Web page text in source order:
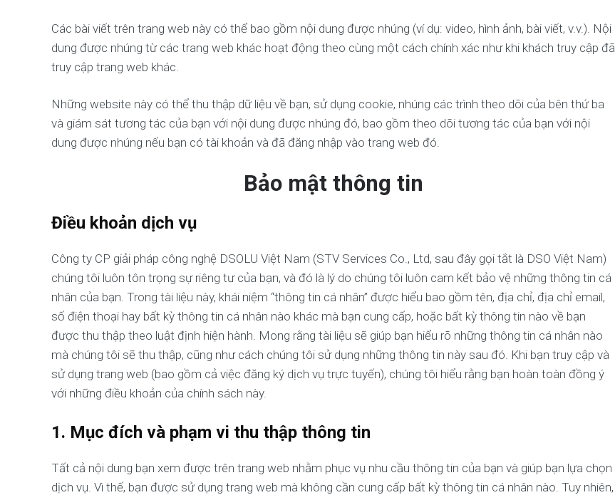
Các bài viết trên trang web này có thể bao gồm nội dung được nhúng (ví dụ: video, hình ảnh, bài viết, v.v.). Nội
dung được nhúng từ các trang web khác hoạt động theo cùng một cách chính xác như khi khách truy cập đã
truy cập trang web khác.
Những website này có thể thu thập dữ liệu về bạn, sử dụng cookie, nhúng các trình theo dõi của bên thứ ba
và giám sát tương tác của bạn với nội dung được nhúng đó, bao gồm theo dõi tương tác của bạn với nội
dung được nhúng nếu bạn có tài khoản và đã đăng nhập vào trang web đó.
Bảo mật thông tin
Điều khoản dịch vụ
Công ty CP giải pháp công nghệ DSOLU Việt Nam (STV Services Co., Ltd, sau đây gọi tắt là DSO Việt Nam)
chúng tôi luôn tôn trọng sự riêng tư của bạn, và đó là lý do chúng tôi luôn cam kết bảo vệ những thông tin cá
nhân của bạn. Trong tài liệu này, khái niệm “thông tin cá nhân” được hiểu bao gồm tên, địa chỉ, địa chỉ email,
số điện thoại hay bất kỳ thông tin cá nhân nào khác mà bạn cung cấp, hoặc bất kỳ thông tin nào về bạn
được thu thập theo luật định hiện hành. Mong rằng tài liệu sẽ giúp bạn hiểu rõ những thông tin cá nhân nào
mà chúng tôi sẽ thu thập, cũng như cách chúng tôi sử dụng những thông tin này sau đó. Khi bạn truy cập và
sử dụng trang web (bao gồm cả việc đăng ký dịch vụ trực tuyến), chúng tôi hiểu rằng bạn hoàn toàn đồng ý
với những điều khoản của chính sách này.
1. Mục đích và phạm vi thu thập thông tin
Tất cả nội dung bạn xem được trên trang web nhằm phục vụ nhu cầu thông tin của bạn và giúp bạn lựa chọn
dịch vụ. Vì thế, bạn được sử dụng trang web mà không cần cung cấp bất kỳ thông tin cá nhân nào. Tuy nhiên,